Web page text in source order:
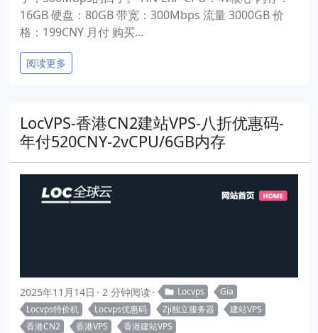
16GB 硬盘：80GB 带宽：300Mbps 流量 3000GB 价
格：199CNY 月付 购买...
阅读更多
LocVPS-香港CN2建站VPS-八折优惠码-
年付520CNY-2vCPU/6GB内存
2025年11月14日 2 分钟阅读 Locvps
Gia
Locvps特价机
Locvps优惠码 Zji独立服务器
建站VPS
香港CN2
香港VPS 香港建站VPS